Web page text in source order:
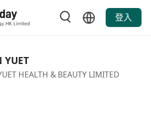
登入
YUET
HEALTH & BEAUTY LIMITED